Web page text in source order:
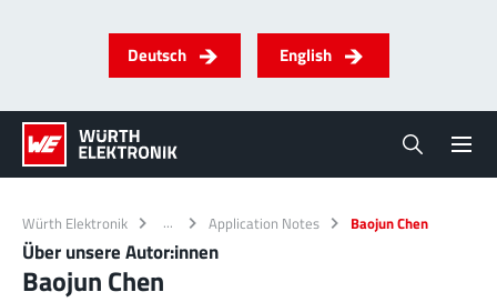
Deutsch English
Würth Elektronik Application Notes Baojun Chen
Über unsere Autor:innen
Baojun Chen